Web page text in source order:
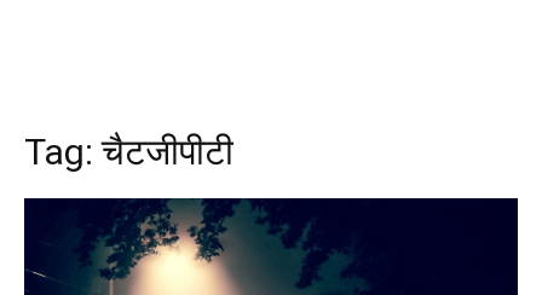
Tag:चैटजीपीटी